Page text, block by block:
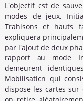
L'objectif est de
modes de jeux,
Trahisons et hauts
expliquera
par l'ajout de deux
rapport au mode
demeurent
Mobilisation qui
dispose les cartes